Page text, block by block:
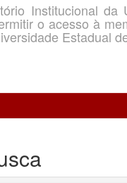
Institucional da
o acesso à
Estadual